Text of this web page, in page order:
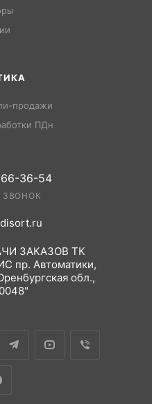
продажи
ПДн
36-54
ЗВОНОК
ЗАКАЗОВ ТК
пр. Автоматики,
обл.,